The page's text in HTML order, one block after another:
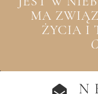
MA
ŻYCIA I